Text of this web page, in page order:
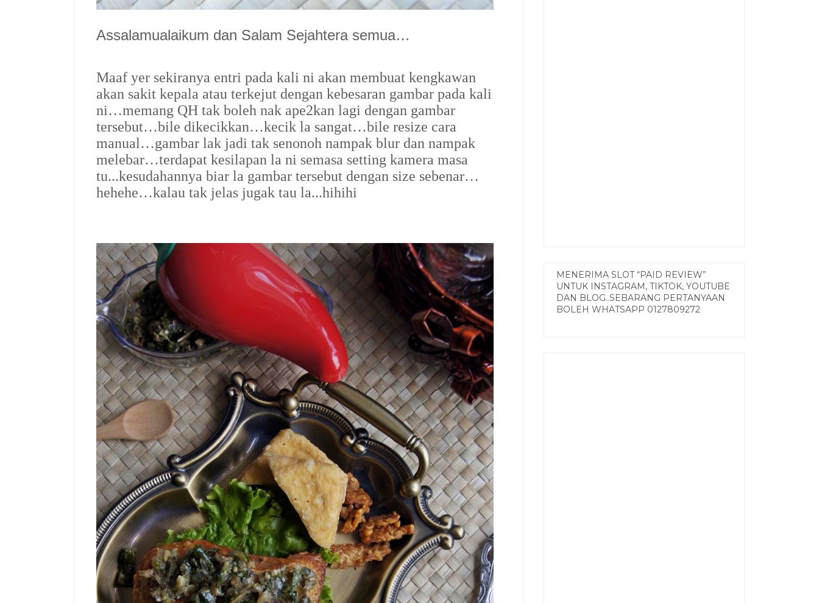
Assalamualaikum dan Salam Sejahtera semua…
Maaf yer sekiranya entri pada kali ni akan membuat kengkawan
akan sakit kepala atau terkejut dengan kebesaran gambar pada kali
ni…memang QH tak boleh nak ape2kan lagi dengan gambar
tersebut…bile dikecikkan…kecik la sangat…bile resize cara
manual…gambar lak jadi tak senonoh nampak blur dan nampak
melebar…terdapat kesilapan la ni semasa setting kamera masa
tu...kesudahannya biar la gambar tersebut dengan size sebenar…
hehehe…kalau tak jelas jugak tau la...hihihi
MENERIMA SLOT “PAID REVIEW”
UNTUK INSTAGRAM, TIKTOK, YOUTUBE
DAN BLOG..SEBARANG PERTANYAAN
BOLEH WHATSAPP 0127809272